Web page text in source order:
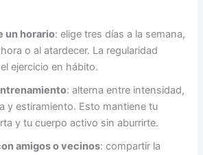
un horario: elige tres días a la semana,
o al atardecer. La regularidad
ejercicio en hábito.
: alterna entre intensidad,
y estiramiento. Esto mantiene tu
y tu cuerpo activo sin aburrirte.
amigos o vecinos: compartir la